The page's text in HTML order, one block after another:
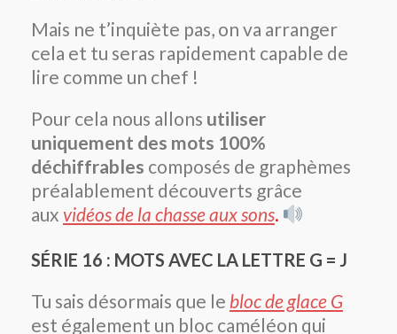
Mais ne t’inquiète pas, on va arranger
cela et tu seras rapidement capable de
lire comme un chef !
Pour cela nous allons utiliser
uniquement des mots 100%
déchiffrables composés de graphèmes
préalablement découverts grâce
aux vidéos de la chasse aux sons.
SÉRIE 16 : MOTS AVEC LA LETTRE G = J
Tu sais désormais que le bloc de glace G
est également un bloc caméléon qui